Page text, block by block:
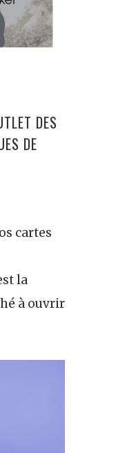
DES
DE
cartes
la
à ouvrir